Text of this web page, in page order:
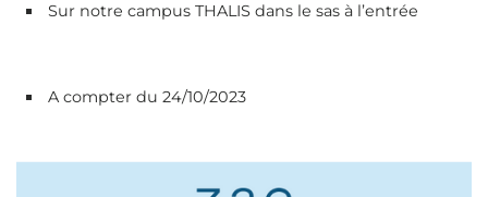
Sur notre campus THALIS dans le sas à l’entrée
A compter du 24/10/2023